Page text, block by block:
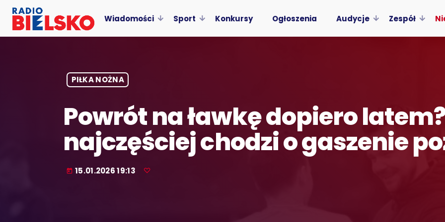
Wiadomości Sport Konkursy Ogłoszenia Audycje Zespół
PIŁKA NOŻNA
Powrót na ławkę dopiero
najczęściej chodzi o gaszenie
today 15.01.2026 19:13